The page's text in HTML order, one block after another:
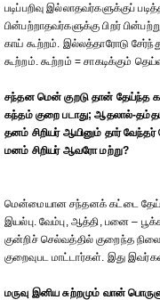
படிப்பறிவு இல்லாதவர்களுக்குப்
பின்பற்றாதவர்களுக்கு பிறர்
காய் கூற்றம். இல்லத்தாரோடு
கூற்றம். கூற்றம் = சாகடிக்கும்
சந்தன மென் குறடு தான் தேய்ந்த
கந்தம் குறை படாது; ஆதலால்-
தனம் சிறியர் ஆயினும் தார் வேந்தர்
மனம் சிறியர் ஆவரோ மற்று?
மென்மையான சந்தனக் கட்டை
இயல்பு. வேம்பு, ஆத்தி, பனை –
குன்றிச் செல்வத்தில் குறைந்த
குறைவுபட மாட்டார்கள். இது
மருவு இனிய சுற்றமும் வான்